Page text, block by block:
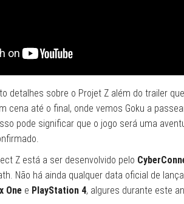
detalhes sobre o Projet Z além do trailer
cena até o final, onde vemos Goku a
pode significar que o jogo será uma
Z está a ser desenvolvido pelo
Não há ainda qualquer data oficial de
One e PlayStation 4, algures durante este